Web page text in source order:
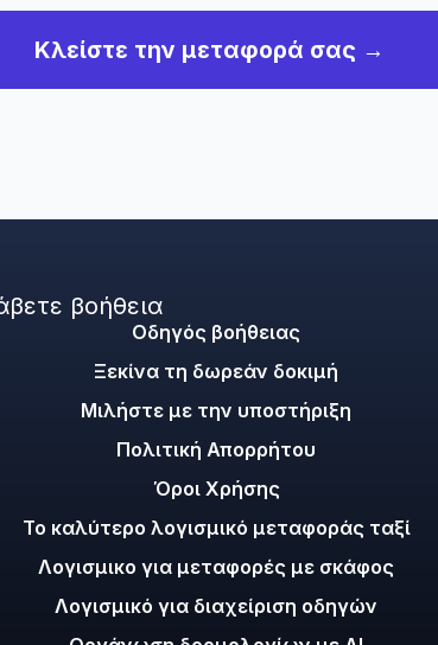
Κλείστε την μεταφορά σας →
βοήθεια
Οδηγός βοήθειας
Ξεκίνα τη δωρεάν δοκιμή
Μιλήστε με την υποστήριξη
Πολιτική Απορρήτου
Όροι Χρήσης
Το καλύτερο λογισμικό μεταφοράς ταξί
Λογισμικο για μεταφορές με σκάφος
Λογισμικό για διαχείριση οδηγών